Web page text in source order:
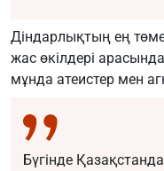
Діндарлықтың ең
жас өкілдері
мұнда атеистер мен
Бүгінде